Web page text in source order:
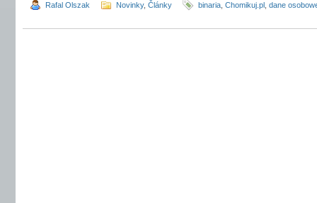
Rafal Olszak Novinky, Články binaria Chomikuj.pl dane